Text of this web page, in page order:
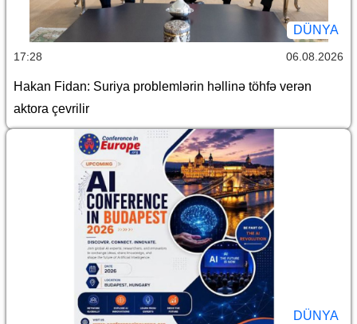
DÜNYA
17:28 06.08.2026
Hakan Fidan: Suriya problemlərin həllinə töhfə verən
aktora çevrilir
DÜNYA